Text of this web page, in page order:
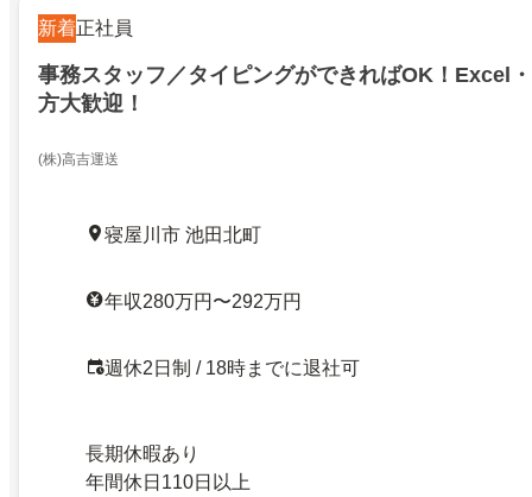
新着正社員
事務スタッフ／タイピングができればOK！Excel
方大歓迎！
(株)高吉運送
寝屋川市 池田北町
年収280万円〜292万円
週休2日制 / 18時までに退社可
長期休暇あり
年間休日110日以上